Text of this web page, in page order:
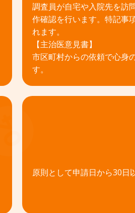
調査員が自宅や入院先を訪
作確認を行います。特記事
れます。
【主治医意見書】
市区町村からの依頼で心身
す。
原則として申請日から30日